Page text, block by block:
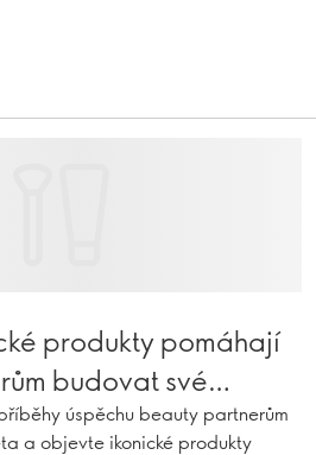
produkty pomáhají
budovat své
úspěchu beauty partnerům
a objevte ikonické produkty